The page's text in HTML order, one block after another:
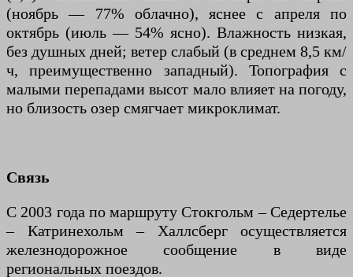
(ноябрь — 77% облачно), яснее с апреля по
октябрь (июль — 54% ясно). Влажность низкая,
без душных дней; ветер слабый (в среднем 8,5 км/
ч, преимущественно западный). Топография с
малыми перепадами высот мало влияет на погоду,
но близость озер смягчает микроклимат.
Связь
С 2003 года по маршруту Стокгольм – Седертелье
– Катринехольм – Халлсберг осуществляется
железнодорожное сообщение в виде
региональных поездов.